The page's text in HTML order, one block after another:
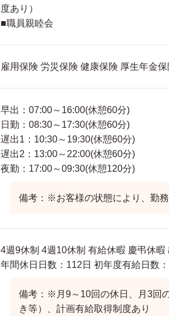
度あり）
■職員親睦会
雇用保険 労災保険 健康保険 厚生年金保
早出：07:00～16:00(休憩60分)
日勤：08:30～17:30(休憩60分)
遅出1：10:30～19:30(休憩60分)
遅出2：13:00～22:00(休憩60分)
夜勤：17:00～09:30(休憩120分)
備考：※お客様の状態により、勤
4週9休制 4週10休制 有給休暇 慶弔休
年間休日日数：112日 初年度有給日数
備考：※月9～10回の休日、月3回
き等）、計画有給取得制度あり